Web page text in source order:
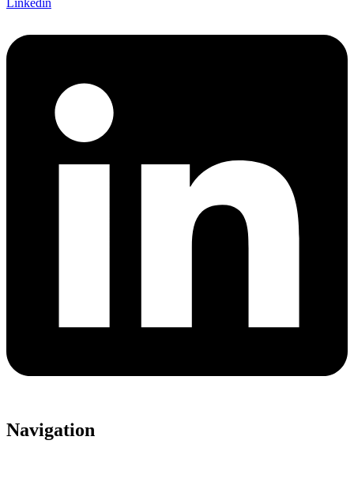
Linkedin
Navigation